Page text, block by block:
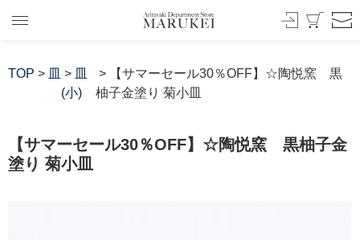
TOP > 皿 > 皿
(小)
> 【サマーセール30％OFF】☆陶悦窯 黒
柚子金塗り 菊小皿
【サマーセール30％OFF】☆陶悦窯 黒柚子金
塗り 菊小皿